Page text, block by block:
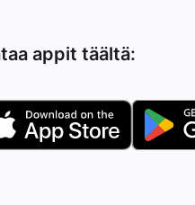
appit täältä: